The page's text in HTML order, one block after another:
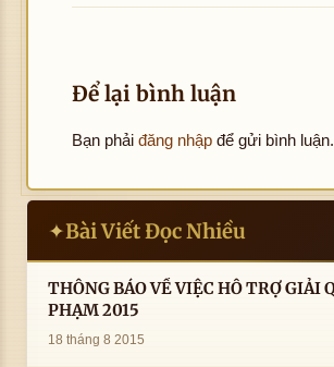
Để lại bình luận
Bạn phải đăng nhập để gửi bình luận.
✦Bài Viết Đọc Nhiều
THÔNG BÁO VỀ VIỆC HỖ TRỢ GIẢI QUẦN VỢT HỌ
PHẠM 2015
18 tháng 8 2015